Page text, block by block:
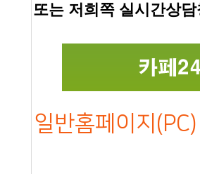
또는 저희쪽 실시간상
일반홈페이지